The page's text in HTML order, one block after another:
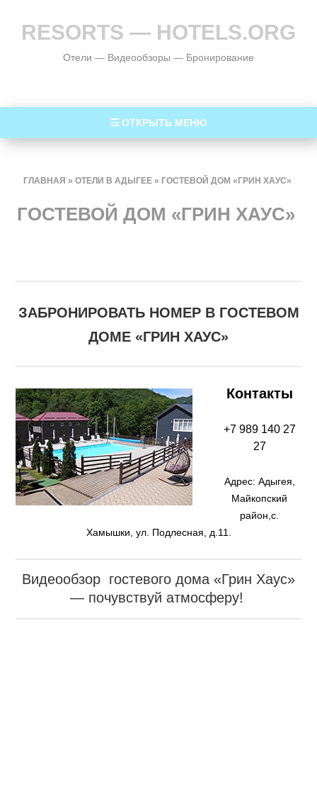
RESORTS — HOTELS.ORG
Отели — Видеообзоры — Бронирование
ОТКРЫТЬ МЕНЮ
ГЛАВНАЯ » ОТЕЛИ В АДЫГЕЕ » ГОСТЕВОЙ ДОМ «ГРИН ХАУС»
ГОСТЕВОЙ ДОМ «ГРИН ХАУС»
ЗАБРОНИРОВАТЬ НОМЕР В ГОСТЕВОМ
ДОМЕ «ГРИН ХАУС»
Контакты
+7 989 140 27
27
Адрес: Адыгея,
Майкопский
район,с.
Хамышки, ул. Подлесная, д.11.
Видеообзор гостевого дома «Грин Хаус»
— почувствуй атмосферу!